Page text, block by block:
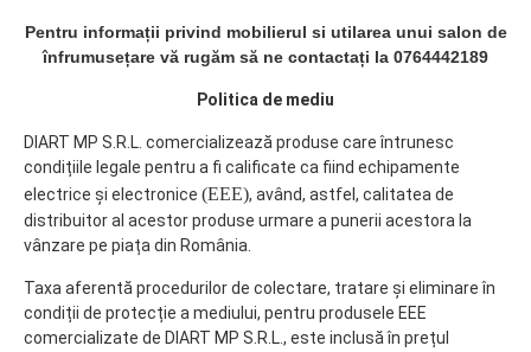
Pentru informații privind mobilierul si utilarea unui salon de
înfrumusețare vă rugăm să ne contactați la 0764442189
Politica de mediu
DIART MP S.R.L. comercializează produse care întrunesc
condițiile legale pentru a fi calificate ca fiind echipamente
electrice și electronice (EEE), având, astfel, calitatea de
distribuitor al acestor produse urmare a punerii acestora la
vânzare pe piața din România.
Taxa aferentă procedurilor de colectare, tratare și eliminare în
condiții de protecție a mediului, pentru produsele EEE
comercializate de DIART MP S.R.L., este inclusă în prețul